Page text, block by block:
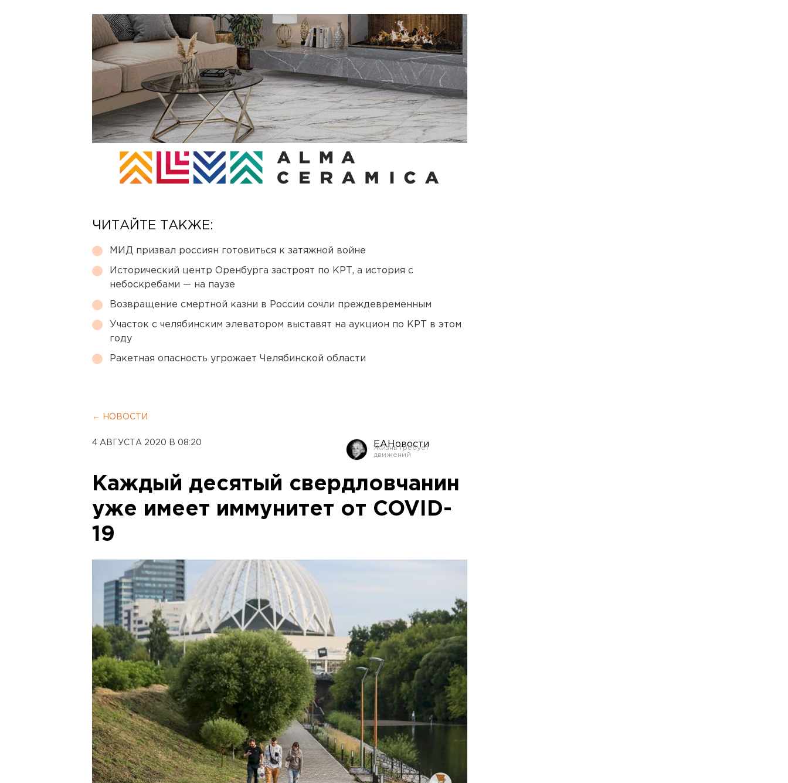
ЧИТАЙТЕ ТАКЖЕ:
МИД призвал россиян готовиться к затяжной войне
Исторический центр Оренбурга застроят по КРТ, а история с
небоскребами — на паузе
Возвращение смертной казни в России сочли преждевременным
Участок с челябинским элеватором выставят на аукцион по КРТ в этом
году
Ракетная опасность угрожает Челябинской области
← НОВОСТИ
4 АВГУСТА 2020 В 08:20 ЕАНовости
Каждый десятый свердловчанин
уже имеет иммунитет от COVID-
19